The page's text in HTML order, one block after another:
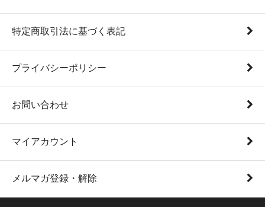
特定商取引法に基づく表記
プライバシーポリシー
お問い合わせ
マイアカウント
メルマガ登録・解除